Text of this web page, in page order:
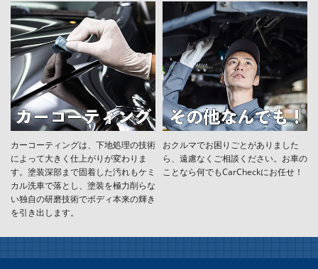
カーコーティングは、下地処理の技術
によって大きく仕上がりが変わりま
す。塗装深部まで固着した汚れもケミ
カル洗車で落とし、塗装を極力削らな
い独自の研磨技術でボディ本来の輝き
を引き出します。
おクルマでお困りごとがありました
ら、遠慮なくご相談ください。お車の
ことなら何でもCarCheckにお任せ！